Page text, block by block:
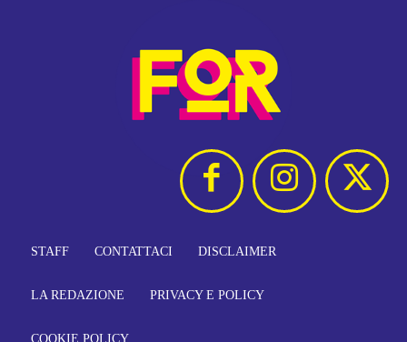
STAFF CONTATTACI DISCLAIMER
LA REDAZIONE PRIVACY E POLICY
COOKIE POLICY